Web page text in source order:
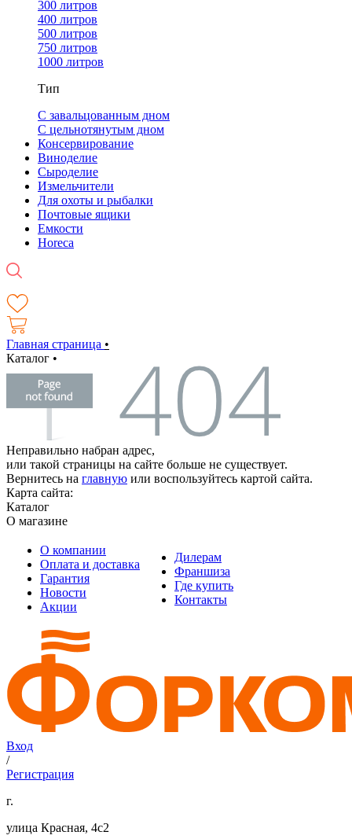
300 литров
400 литров
500 литров
750 литров
1000 литров
Тип
С завальцованным дном
С цельнотянутым дном
Консервирование
Виноделие
Сыроделие
Измельчители
Для охоты и рыбалки
Почтовые ящики
Емкости
Horeca
Главная страница •
Каталог •
Неправильно набран адрес,
или такой страницы на сайте больше не существует.
Вернитесь на главную или воспользуйтесь картой сайта.
Карта сайта:
Каталог
О магазине
О компании
Оплата и доставка
Гарантия
Новости
Акции
Дилерам
Франшиза
Где купить
Контакты
Вход
/
Регистрация
г.
улица Красная, 4с2